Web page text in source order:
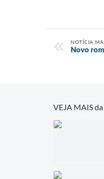
NOTÍCIA
Novo
VEJA MAIS